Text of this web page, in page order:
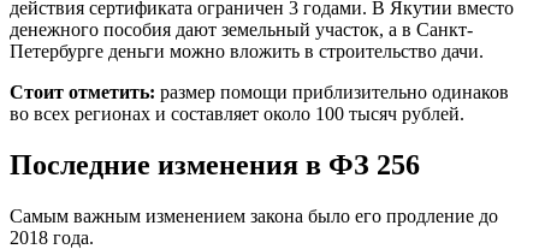
действия сертификата ограничен 3 годами. В Якутии вместо
денежного пособия дают земельный участок, а в Санкт-
Петербурге деньги можно вложить в строительство дачи.
Стоит отметить: размер помощи приблизительно одинаков
во всех регионах и составляет около 100 тысяч рублей.
Последние изменения в ФЗ 256
Самым важным изменением закона было его продление до
2018 года.